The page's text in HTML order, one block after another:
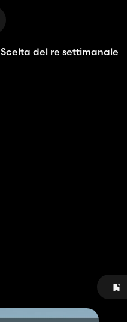
Scelta del re settimanale